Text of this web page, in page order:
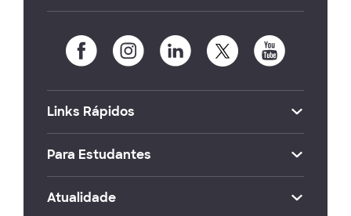
Links Rápidos
Para Estudantes
Atualidade